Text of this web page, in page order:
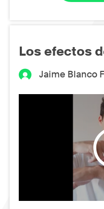
Los efectos
Jaime Blanco